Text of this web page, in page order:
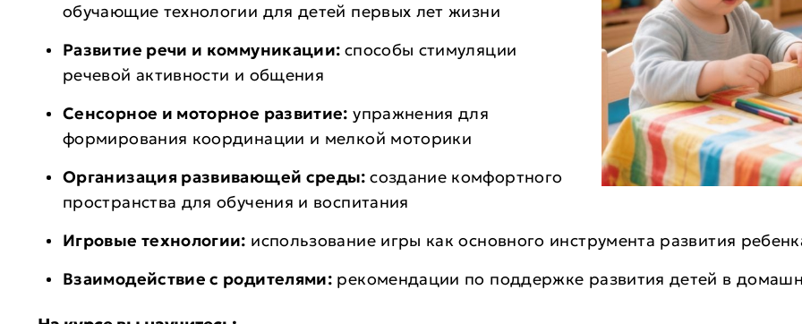
обучающие технологии для детей первых лет жизни
Развитие речи и коммуникации: способы стимуляции
речевой активности и общения
Сенсорное и моторное развитие: упражнения для
формирования координации и мелкой моторики
Организация развивающей среды:создание комфортного
пространства для обучения и воспитания
Игровые технологии: использование игры как основного инструмента развития
Взаимодействие с родителями: рекомендации по поддержке развития детей в